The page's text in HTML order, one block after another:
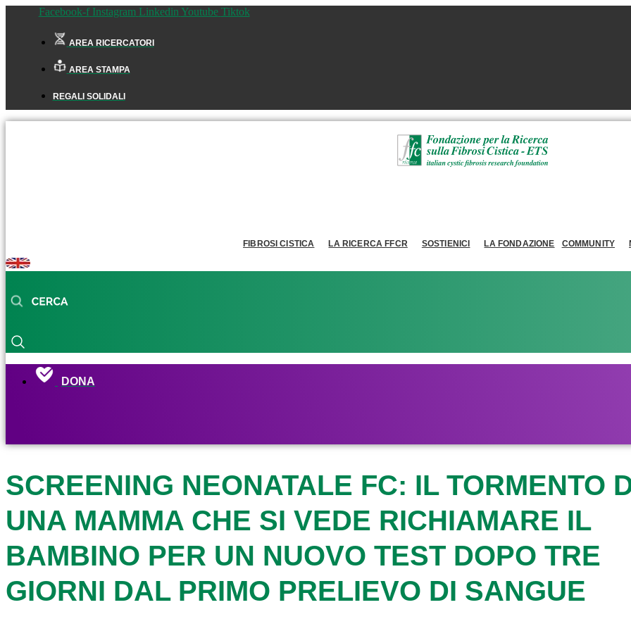
Facebook-f Instagram Linkedin Youtube Tiktok
AREA RICERCATORI
AREA STAMPA
REGALI SOLIDALI
FIBROSI CISTICA LA RICERCA FFCR SOSTIENICI LA FONDAZIONE COMMUNITY
DONA
SCREENING NEONATALE FC: IL TORMENTO
UNA MAMMA CHE SI VEDE RICHIAMARE IL
BAMBINO PER UN NUOVO TEST DOPO TRE
GIORNI DAL PRIMO PRELIEVO DI SANGUE